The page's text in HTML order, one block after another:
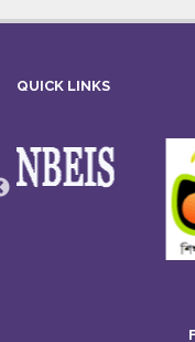
QUICK LINKS